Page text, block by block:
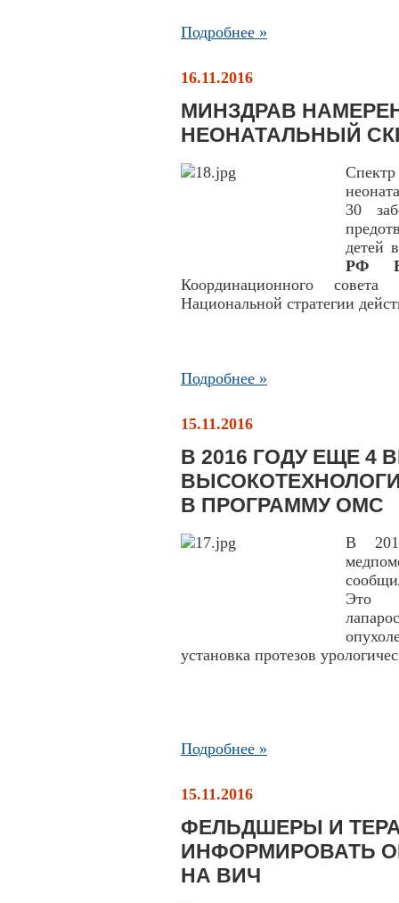
Подробнее »
16.11.2016
МИНЗДРАВ
НЕОНАТАЛЬНЫЙ
30
детей
РФ
Координационного
Национальной стратегии
Подробнее »
15.11.2016
В 2016 ГОДУ ЕЩЕ 4
В ПРОГРАММУ ОМС
В
Это
установка протезов
Подробнее »
15.11.2016
ФЕЛЬДШЕРЫ И
ИНФОРМИРОВАТЬ
НА ВИЧ